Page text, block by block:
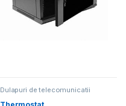
Dulapuri de telecomunicatii